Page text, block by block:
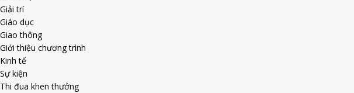
Giải trí
Giáo dục
Giao thông
Giới thiệu chương trình
Kinh tế
Sự kiện
Thi đua khen thưởng